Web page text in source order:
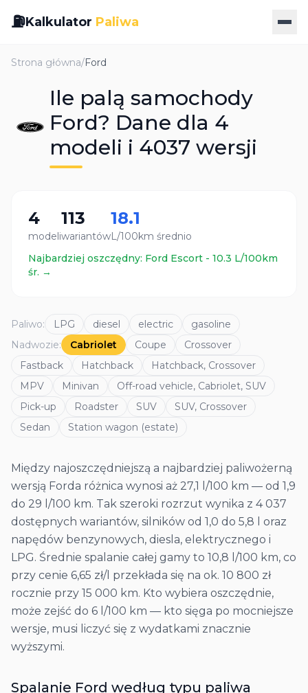
⛽Kalkulator Paliwa
Strona główna/Ford
Ile palą samochody
Ford? Dane dla 4
modeli i 4037 wersji
4
modeli
113
wariantów
18.1
L/100km średnio
Najbardziej oszczędny: Ford Escort - 10.3 L/100km
śr. →
Paliwo: LPG diesel electric
gasoline
Nadwozie: Cabriolet Coupe
Crossover
Fastback
Hatchback
Hatchback, Crossover
MPV
Minivan
Off-road vehicle, Cabriolet, SUV
Pick-up
Roadster SUV
SUV, Crossover
Sedan
Station wagon (estate)
Między najoszczędniejszą a najbardziej paliwożerną
wersją Forda różnica wynosi aż 27,1 l/100 km — od 1,9
do 29 l/100 km. Tak szeroki rozrzut wynika z 4 037
dostępnych wariantów, silników od 1,0 do 5,8 l oraz
napędów benzynowych, diesla, elektrycznego i
LPG. Średnie spalanie całej gamy to 10,8 l/100 km, co
przy cenie 6,65 zł/l przekłada się na ok. 10 800 zł
rocznie przy 15 000 km. Kto wybiera oszczędnie,
może zejść do 6 l/100 km — kto sięga po mocniejsze
wersje, musi liczyć się z wydatkami znacznie
wyższymi.
Spalanie Ford według typu paliwa